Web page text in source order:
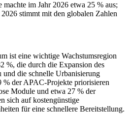
im Jahr 2026 etwa 25 % aus;
stimmt mit den globalen Zahlen
ist eine wichtige Wachstumsregion
%, die durch die Expansion des
und die schnelle Urbanisierung
% der APAC-Projekte priorisieren
Module und etwa 27 % der
sich auf kostengünstige
für eine schnellere Bereitstellung.